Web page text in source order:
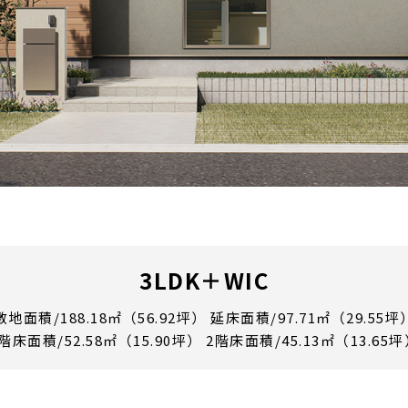
3LDK＋WIC
地面積/188.18㎡（56.92坪）
延床面積/97.71㎡（29.55坪
床面積/52.58㎡（15.90坪）
2階床面積/45.13㎡（13.65坪